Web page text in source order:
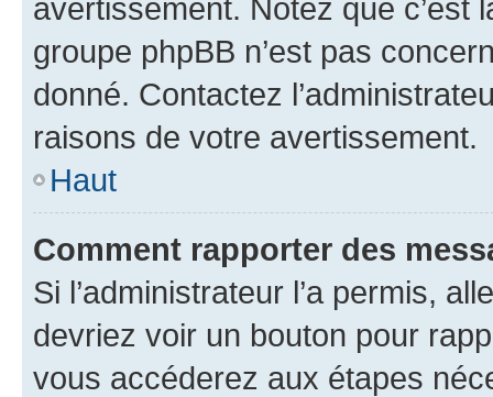
avertissement. Notez que c’est
groupe phpBB n’est pas
donné. Contactez
raisons de votre avertissement.
Haut
Comment rapporter des
Si l’administrateur l’a permis,
devriez voir un bouton pour
vous accéderez aux étapes